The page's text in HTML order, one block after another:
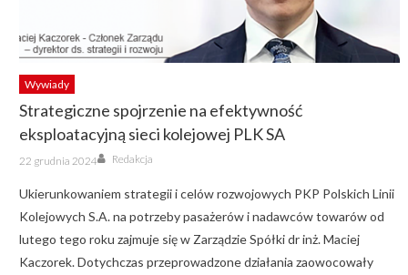
Wywiady
Strategiczne spojrzenie na efektywność
eksploatacyjną sieci kolejowej PLK SA
Posted
on
22 grudnia 2024 Author
Redakcja
Ukierunkowaniem strategii i celów rozwojowych PKP Polskich Linii
Kolejowych S.A. na potrzeby pasażerów i nadawców towarów od
lutego tego roku zajmuje się w Zarządzie Spółki dr inż. Maciej
Kaczorek. Dotychczas przeprowadzone działania zaowocowały